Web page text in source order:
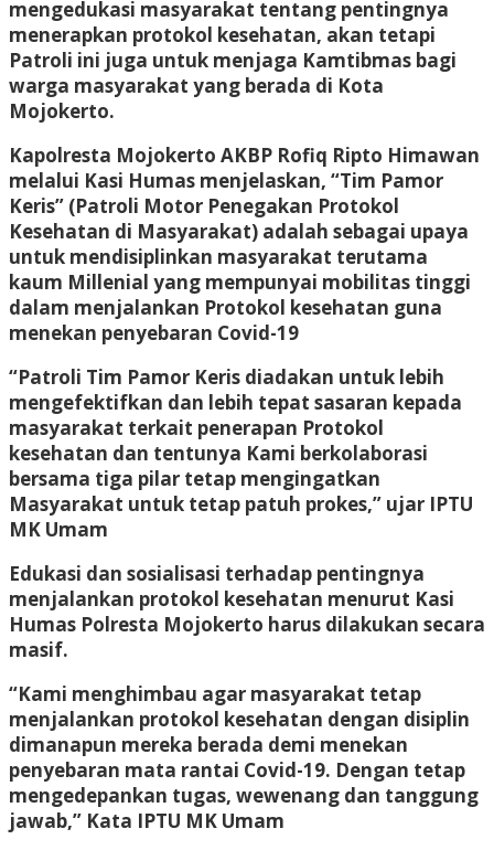
mengedukasi masyarakat tentang pentingnya
menerapkan protokol kesehatan, akan tetapi
Patroli ini juga untuk menjaga Kamtibmas bagi
warga masyarakat yang berada di Kota
Mojokerto.
Kapolresta Mojokerto AKBP Rofiq Ripto Himawan
melalui Kasi Humas menjelaskan, “Tim Pamor
Keris” (Patroli Motor Penegakan Protokol
Kesehatan di Masyarakat) adalah sebagai upaya
untuk mendisiplinkan masyarakat terutama
kaum Millenial yang mempunyai mobilitas tinggi
dalam menjalankan Protokol kesehatan guna
menekan penyebaran Covid-19
“Patroli Tim Pamor Keris diadakan untuk lebih
mengefektifkan dan lebih tepat sasaran kepada
masyarakat terkait penerapan Protokol
kesehatan dan tentunya Kami berkolaborasi
bersama tiga pilar tetap mengingatkan
Masyarakat untuk tetap patuh prokes,” ujar IPTU
MK Umam
Edukasi dan sosialisasi terhadap pentingnya
menjalankan protokol kesehatan menurut Kasi
Humas Polresta Mojokerto harus dilakukan secara
masif.
“Kami menghimbau agar masyarakat tetap
menjalankan protokol kesehatan dengan disiplin
dimanapun mereka berada demi menekan
penyebaran mata rantai Covid-19. Dengan tetap
mengedepankan tugas, wewenang dan tanggung
jawab,” Kata IPTU MK Umam